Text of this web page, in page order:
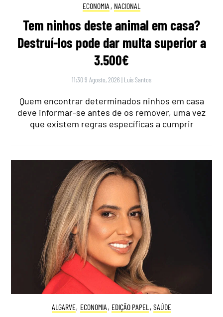
ECONOMIA , NACIONAL
Tem ninhos deste animal em casa?
Destruí-los pode dar multa superior a
3.500€
11:30 9 Agosto, 2026 | Luís Santos
Quem encontrar determinados ninhos em casa
deve informar-se antes de os remover, uma vez
que existem regras específicas a cumprir
ALGARVE, ECONOMIA , EDIÇÃO PAPEL , SAÚDE